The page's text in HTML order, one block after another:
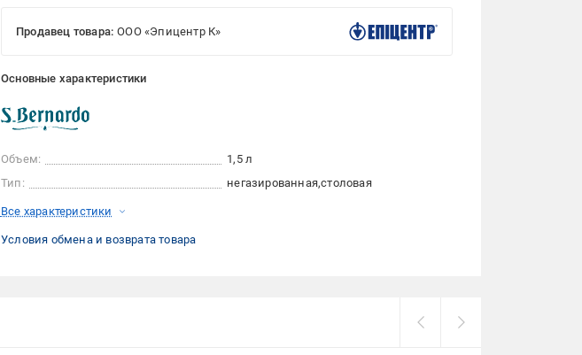
Продавец товара: ООО «Эпицентр К»
Основные характеристики
Объем:
1,5 л
Тип:
негазированная столовая
Все характеристики
Условия обмена и возврата товара